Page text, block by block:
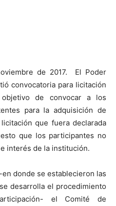
de 2017. El Poder
convocatoria para licitación
de convocar a los
para la adquisición de
que fuera declarada
que los participantes no
interés de la institución.
donde se establecieron las
desarrolla el procedimiento
el Comité de